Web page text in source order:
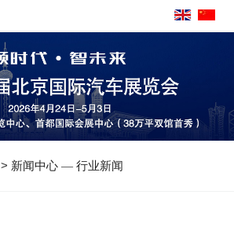
> 新闻中心 —行业新闻